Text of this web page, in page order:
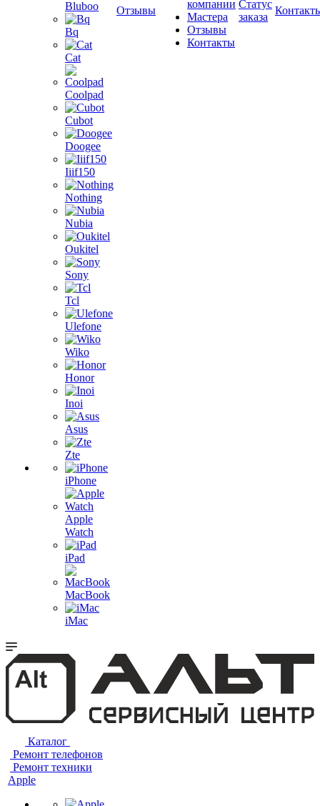
Bluboo
Bq
Cat
Coolpad
Cubot
Doogee
Iiif150
Nothing
Nubia
Oukitel
Sony
Tcl
Ulefone
Wiko
Honor
Inoi
Asus
Zte
iPhone
Apple
Watch
iPad
MacBook
iMac
Отзывы
компании
Мастера
Отзывы
Контакты
Статус
заказа
Каталог
Ремонт телефонов
Ремонт техники
Apple